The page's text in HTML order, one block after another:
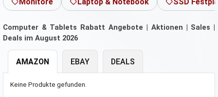
Computer & Tablets Rabatt Angebote | Aktionen | Sales |
Deals im August 2026
AMAZON
Keine Produkte gefunden.
EBAY DEALS